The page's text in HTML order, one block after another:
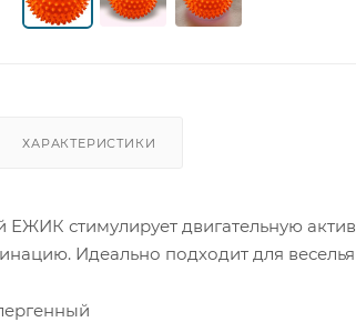
ХАРАКТЕРИСТИКИ
стимулирует двигательную
Идеально подходит для